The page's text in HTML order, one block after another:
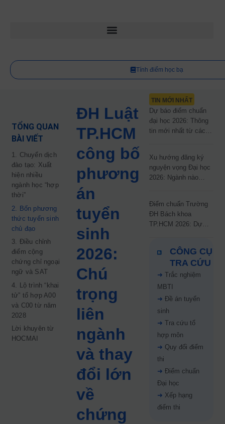
Tính điểm học bạ
TỔNG QUAN
BÀI VIẾT
1. Chuyển dịch
đào tạo: Xuất
hiện nhiều
ngành học “hợp
thời”
2. Bốn phương
thức tuyển sinh
chủ đạo
3. Điều chỉnh
điểm cộng
chứng chỉ ngoại
ngữ và SAT
4. Lộ trình “khai
tử” tổ hợp A00
và C00 từ năm
2028
Lời khuyên từ
HOCMAI
ĐH Luật
TP.HCM
công bố
phương
án
tuyển
sinh
2026:
Chú
trọng
liên
ngành
và thay
đổi lớn
về
chứng
TIN MỚI NHẤT
Dự báo điểm chuẩn
đại học 2026: Thông
tin mới nhất từ các
Xu hướng đăng ký
nguyện vọng Đại học
2026: Ngành nào
Điểm chuẩn Trường
ĐH Bách khoa
TP.HCM 2026: Dự
67%
CÔNG CỤ
TRA CỨU
➜ Trắc nghiệm
MBTI
➜ Đề án tuyển
sinh
➜ Tra cứu tổ
hợp môn
➜ Quy đổi điểm
thi
➜ Điểm chuẩn
Đại học
➜ Xếp hạng
điểm thi